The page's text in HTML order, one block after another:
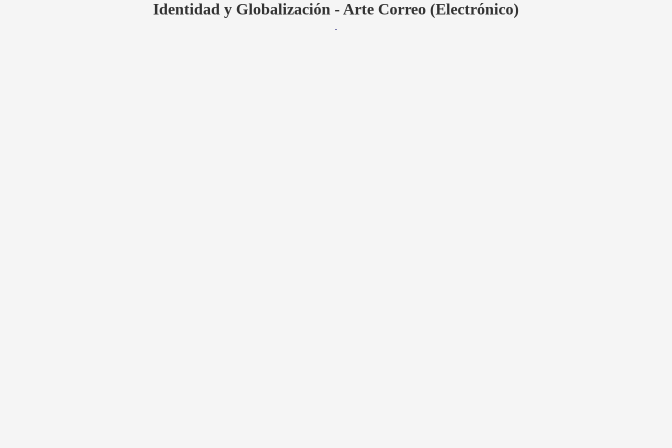
Identidad y Globalización - Arte Correo (Electrónico)